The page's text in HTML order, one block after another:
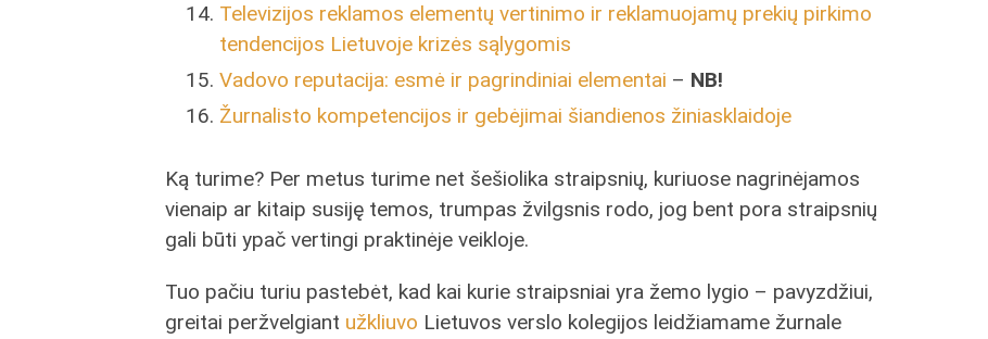
Televizijos reklamos elementų vertinimo ir reklamuojamų prekių pirkimo
tendencijos Lietuvoje krizės sąlygomis
Vadovo reputacija: esmė ir pagrindiniai elementai – NB!
Žurnalisto kompetencijos ir gebėjimai šiandienos žiniasklaidoje
Ką turime? Per metus turime net šešiolika straipsnių, kuriuose nagrinėjamos
vienaip ar kitaip susiję temos, trumpas žvilgsnis rodo, jog bent pora straipsnių
gali būti ypač vertingi praktinėje veikloje.
Tuo pačiu turiu pastebėt, kad kai kurie straipsniai yra žemo lygio – pavyzdžiui,
greitai peržvelgiant užkliuvo Lietuvos verslo kolegijos leidžiamame žurnale